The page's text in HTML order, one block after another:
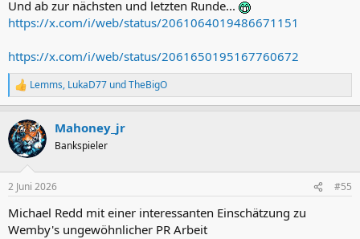
Und ab zur nächsten und letzten Runde...
https://x.com/i/web/status/2061064019486671151
https://x.com/i/web/status/2061650195167760672
R
e
k
t
i
e
:
Lemms, LukaD77 undTheBigO
Mahoney_jr
Bankspieler
2 Juni 2026 #55
Michael Redd mit einer interessanten Einschätzung zu
Wemby's ungewöhnlicher PR Arbeit